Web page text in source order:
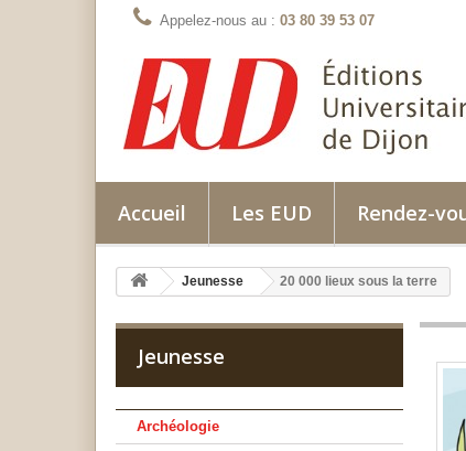
Appelez-nous au : 03 80 39 53 07
Accueil Les EUD Rendez-
Jeunesse 20 000 lieux sous la terre
Jeunesse
Archéologie